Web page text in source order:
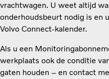
vrachtwagen. U weet altijd
onderhoudsbeurt nodig is en
Volvo Connect-kalender.
Als u een
werkplaats ook de conditie
gaten houden – en contact